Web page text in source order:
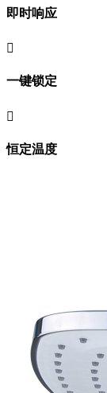
即时响应

一键锁定

恒定温度